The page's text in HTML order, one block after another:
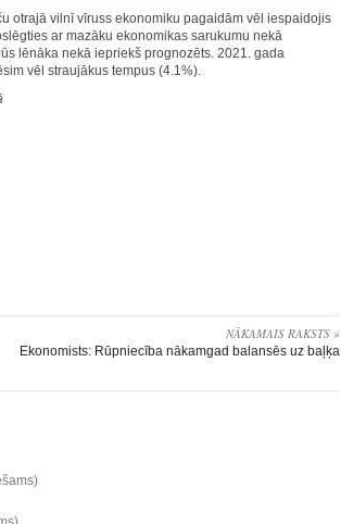
otrajā vilnī vīruss ekonomiku pagaidām vēl iespaidojis
ar mazāku ekonomikas sarukumu nekā
lēnāka nekā iepriekš prognozēts. 2021. gada
vēl straujākus tempus (4.1%).
NĀKAMAIS RAKSTS »
Ekonomists: Rūpniecība nākamgad balansēs uz baļķa